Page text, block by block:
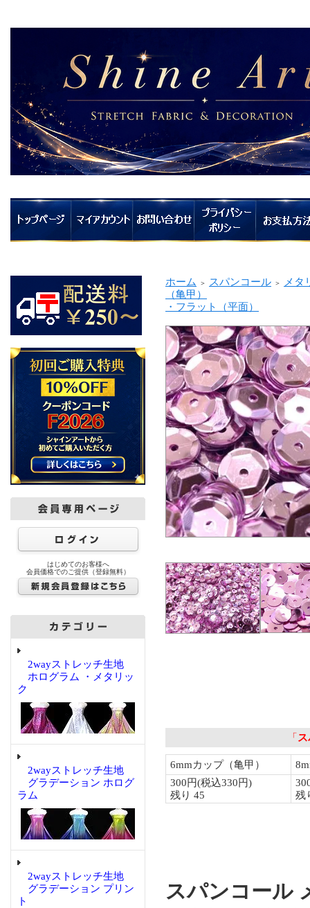
はじめてのお客様へ
会員価格でのご提供（登録無料）
2wayストレッチ生地
ホログラム ・メタリッ
ク
2wayストレッチ生地
グラデーション ホログ
ラム
2wayストレッチ生地
グラデーション プリン
ト
ホーム ＞ スパンコール ＞
メタ
（亀甲）
・フラット（平面）
スパンコール